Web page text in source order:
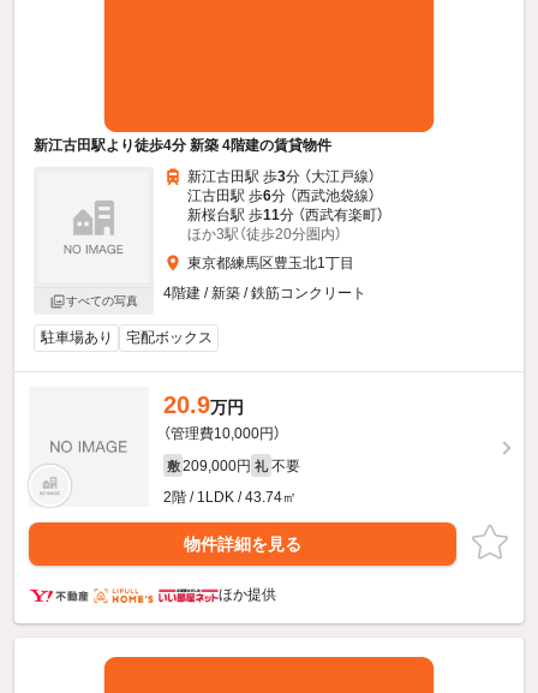
新江古田駅より徒歩4分 新築 4階建の賃貸物件
すべての写真
新江古田駅 歩3分 （大江戸線）
江古田駅 歩6分 （西武池袋線）
新桜台駅 歩11分 （西武有楽町）
ほか3駅（徒歩20分圏内）
東京都練馬区豊玉北1丁目
4階建 / 新築 / 鉄筋コンクリート
駐車場あり 宅配ボックス
20.9万円
（管理費10,000円）
敷 209,000円 礼 不要
2階 / 1LDK / 43.74㎡
物件詳細を見る
ほか提供